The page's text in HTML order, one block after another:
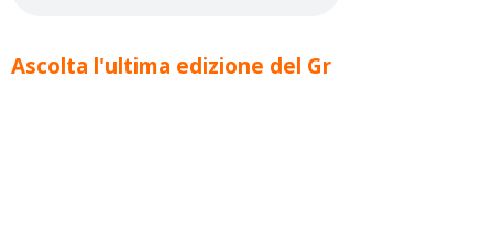
Ascolta l'ultima edizione del Gr